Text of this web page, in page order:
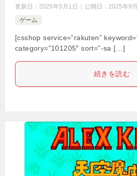
更新日： 2026年5月1日 公開日： 2025年9
ゲーム
[csshop service=”rakuten”
category=”101205″ sort=”-sa […]
続きを読む